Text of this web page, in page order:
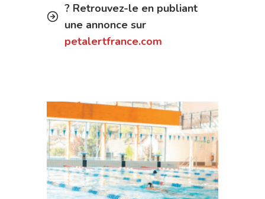
? Retrouvez-le en publiant
une annonce sur
petalertfrance.com